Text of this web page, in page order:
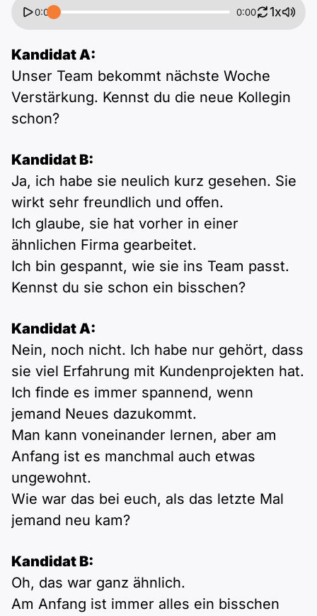
0:00 0:00 1x
Kandidat A:
Unser Team bekommt nächste Woche
Verstärkung. Kennst du die neue Kollegin
schon?
Kandidat B:
Ja, ich habe sie neulich kurz gesehen. Sie
wirkt sehr freundlich und offen.
Ich glaube, sie hat vorher in einer
ähnlichen Firma gearbeitet.
Ich bin gespannt, wie sie ins Team passt.
Kennst du sie schon ein bisschen?
Kandidat A:
Nein, noch nicht. Ich habe nur gehört, dass
sie viel Erfahrung mit Kundenprojekten hat.
Ich finde es immer spannend, wenn
jemand Neues dazukommt.
Man kann voneinander lernen, aber am
Anfang ist es manchmal auch etwas
ungewohnt.
Wie war das bei euch, als das letzte Mal
jemand neu kam?
Kandidat B:
Oh, das war ganz ähnlich.
Am Anfang ist immer alles ein bisschen